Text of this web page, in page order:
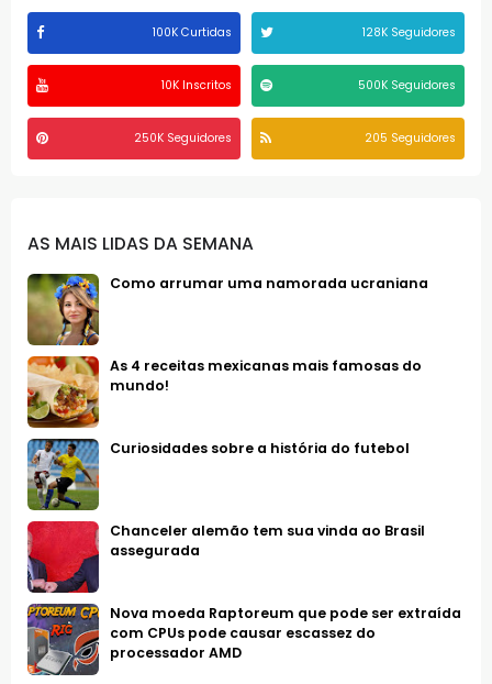
100K Curtidas 128K Seguidores
10K Inscritos 500K Seguidores
250K Seguidores 205 Seguidores
AS MAIS LIDAS DA SEMANA
Como arrumar uma namorada ucraniana
As 4 receitas mexicanas mais famosas do
mundo!
Curiosidades sobre a história do futebol
Chanceler alemão tem sua vinda ao Brasil
assegurada
Nova moeda Raptoreum que pode ser extraída
com CPUs pode causar escassez do
processador AMD